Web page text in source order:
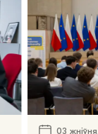
03